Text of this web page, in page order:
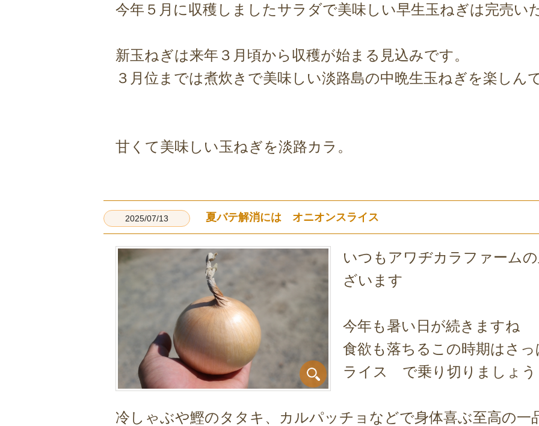
今年５月に収穫しましたサラダで美味しい早生玉ねぎは完売い
新玉ねぎは来年３月頃から収穫が始まる見込みです。
３月位までは煮炊きで美味しい淡路島の中晩生玉ねぎを楽しん
甘くて美味しい玉ねぎを淡路カラ。
2025/07/13 夏バテ解消には オニオンスライス
いつもアワヂカラファーム
ざいます
今年も暑い日が続きますね
食欲も落ちるこの時期はさ
ライス で乗り切りましょう
冷しゃぶや鰹のタタキ、カルパッチョなどで身体喜ぶ至高の一